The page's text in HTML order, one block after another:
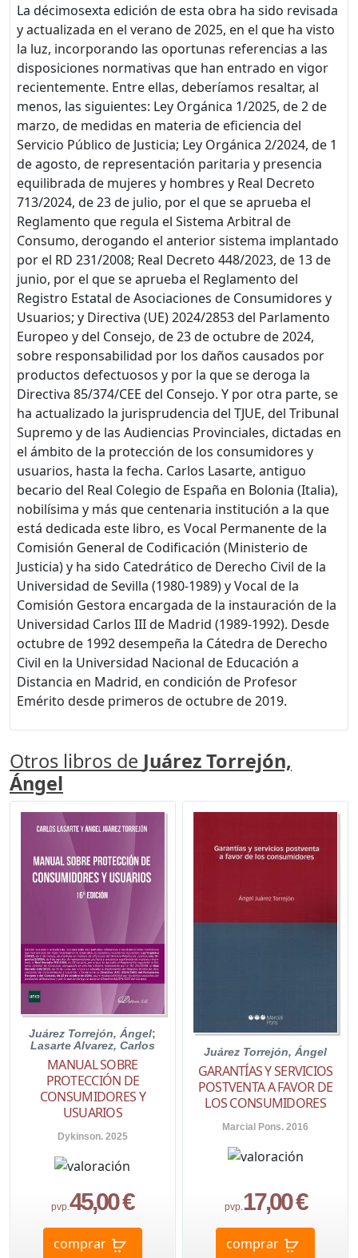
La décimosexta edición de esta obra ha sido revisada
y actualizada en el verano de 2025, en el que ha visto
la luz, incorporando las oportunas referencias a las
disposiciones normativas que han entrado en vigor
recientemente. Entre ellas, deberíamos resaltar, al
menos, las siguientes: Ley Orgánica 1/2025, de 2 de
marzo, de medidas en materia de eficiencia del
Servicio Público de Justicia; Ley Orgánica 2/2024, de 1
de agosto, de representación paritaria y presencia
equilibrada de mujeres y hombres y Real Decreto
713/2024, de 23 de julio, por el que se aprueba el
Reglamento que regula el Sistema Arbitral de
Consumo, derogando el anterior sistema implantado
por el RD 231/2008; Real Decreto 448/2023, de 13 de
junio, por el que se aprueba el Reglamento del
Registro Estatal de Asociaciones de Consumidores y
Usuarios; y Directiva (UE) 2024/2853 del Parlamento
Europeo y del Consejo, de 23 de octubre de 2024,
sobre responsabilidad por los daños causados por
productos defectuosos y por la que se deroga la
Directiva 85/374/CEE del Consejo. Y por otra parte, se
ha actualizado la jurisprudencia del TJUE, del Tribunal
Supremo y de las Audiencias Provinciales, dictadas en
el ámbito de la protección de los consumidores y
usuarios, hasta la fecha. Carlos Lasarte, antiguo
becario del Real Colegio de España en Bolonia (Italia),
nobilísima y más que centenaria institución a la que
está dedicada este libro, es Vocal Permanente de la
Comisión General de Codificación (Ministerio de
Justicia) y ha sido Catedrático de Derecho Civil de la
Universidad de Sevilla (1980-1989) y Vocal de la
Comisión Gestora encargada de la instauración de la
Universidad Carlos III de Madrid (1989-1992). Desde
octubre de 1992 desempeña la Cátedra de Derecho
Civil en la Universidad Nacional de Educación a
Distancia en Madrid, en condición de Profesor
Emérito desde primeros de octubre de 2019.
Otros libros de Juárez Torrejón,
Ángel
Juárez Torrejón, Ángel;
Lasarte Alvarez, Carlos
MANUAL SOBRE
PROTECCIÓN DE
CONSUMIDORES Y
USUARIOS
Dykinson. 2025
pvp.45,00 €
comprar
Juárez Torrejón, Ángel
GARANTÍAS Y SERVICIOS
POSTVENTA A FAVOR DE
LOS CONSUMIDORES
Marcial Pons. 2016
pvp.17,00 €
comprar